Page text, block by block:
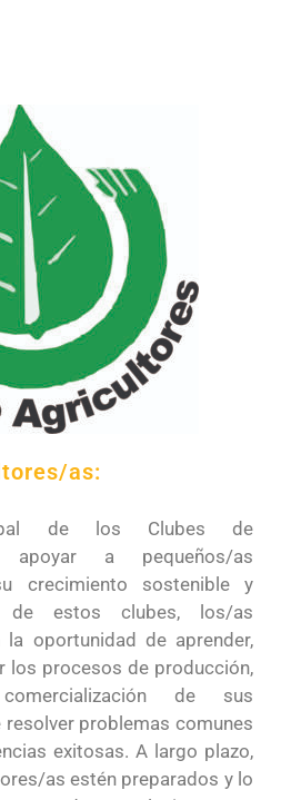
as:
de los Clubes de
apoyar a pequeños/as
crecimiento sostenible y
de estos clubes, los/as
oportunidad de aprender,
los procesos de producción,
de sus
problemas comunes
exitosas. A largo plazo,
as estén preparados y lo